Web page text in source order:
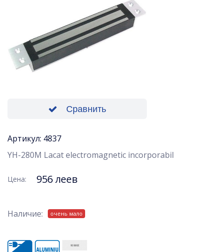
Сравнить
Артикул: 4837
YH-280M Lacat electromagnetic incorporabil
Цена: 956 леев
Наличие: очень мало